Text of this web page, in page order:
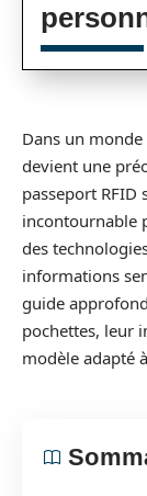
Dans un
devient une
passeport
incontournable
des
informations
guide
pochettes, leur
modèle adapté